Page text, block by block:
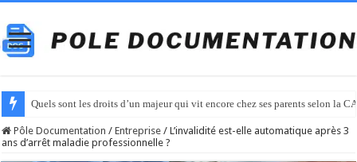
Quels sont les droits d’un majeur qui vit encore chez ses parents selon la
Pôle Documentation / Entreprise / L’invalidité est-elle automatique après 3
ans d’arrêt maladie professionnelle ?